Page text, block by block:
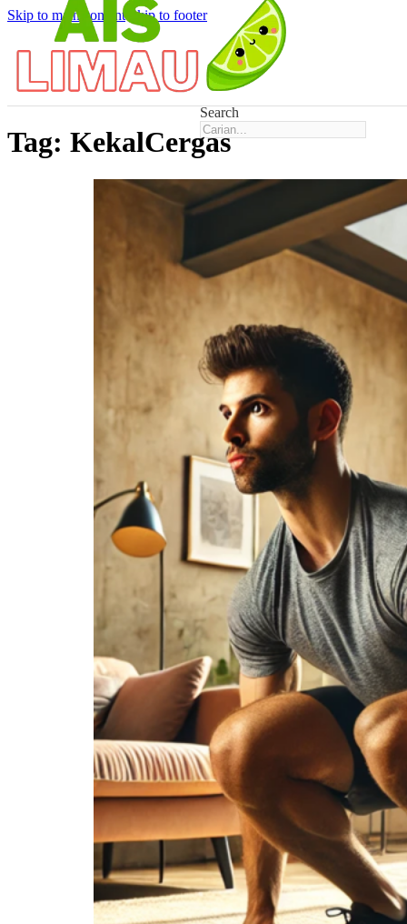
Skip to main content Skip to footer
Search
Tag: KekalCergas